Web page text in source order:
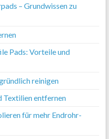
– Grundwissen zu
Pads: Vorteile und
reinigen
Textilien entfernen
für mehr Endrohr-